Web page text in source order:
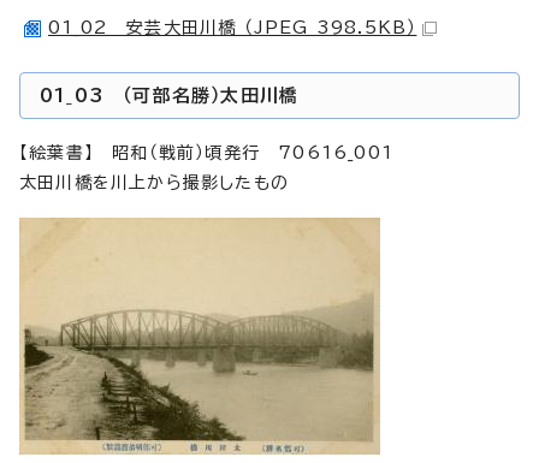
01_02 安芸大田川橋 （JPEG 398.5KB）
01_03 （可部名勝）太田川橋
【絵葉書】 昭和（戦前）頃発行 70616_001
太田川橋を川上から撮影したもの